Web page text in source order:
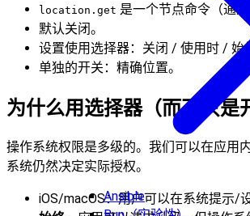
Ansible
location.get 是一个节点命令（通过
默认关闭。
设置使用选择器：关闭 / 使用时 / 始
单独的开关：精确位置。
为什么用选择器（而不只是
操作系统权限是多级的。我们可以在应用
系统仍然决定实际授权。
iOS/macOS：用户可以在系统提示/